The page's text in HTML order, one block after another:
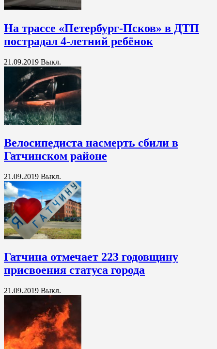
На трассе «Петербург-Псков» в ДТП
пострадал 4-летний ребёнок
21.09.2019 Выкл.
Велосипедиста насмерть сбили в
Гатчинском районе
21.09.2019 Выкл.
Гатчина отмечает 223 годовщину
присвоения статуса города
21.09.2019 Выкл.